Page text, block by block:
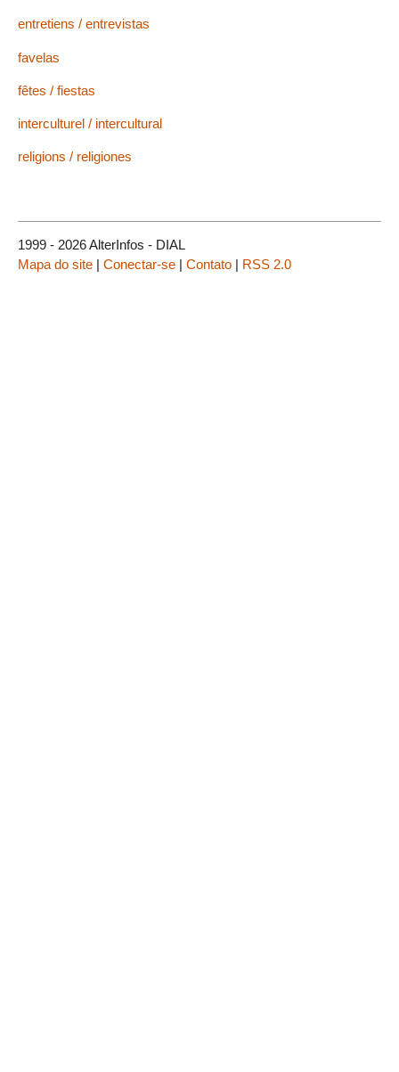
entretiens / entrevistas
favelas
fêtes / fiestas
interculturel / intercultural
religions / religiones
1999 - 2026 AlterInfos - DIAL
Mapa do site | Conectar-se | Contato | RSS 2.0